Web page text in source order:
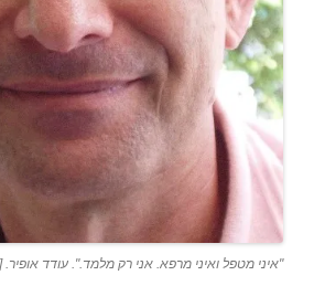
"איני מטפל ואיני מרפא. אני רק מלמד.". עודד אופיר.